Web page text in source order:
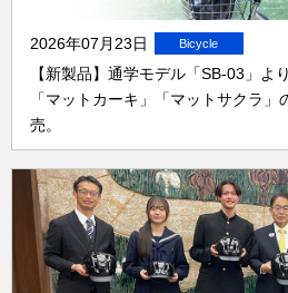
2026年07月23日
【新製品】通学モデル「SB-03」よ
「マットカーキ」「マットサクラ
売。